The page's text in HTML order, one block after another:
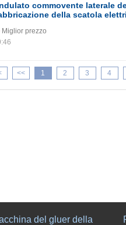
commovente laterale
della scatola
Miglior prezzo
<< 1 2 3 4
del gluer della